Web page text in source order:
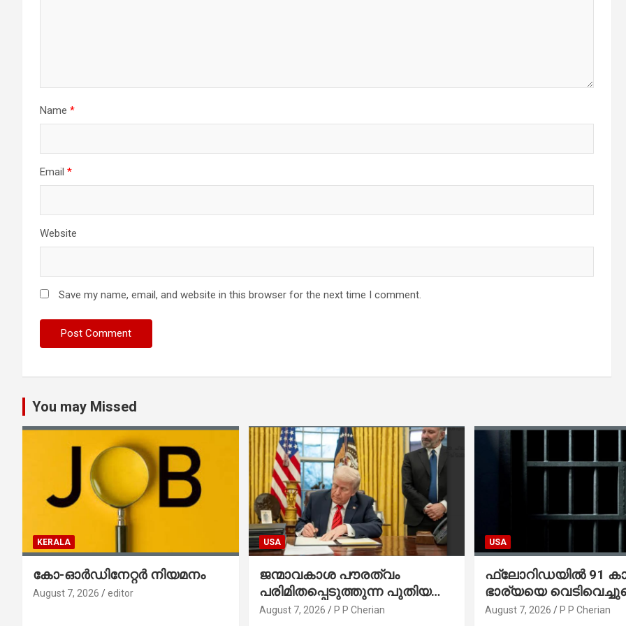
Name *
Email *
Website
Save my name, email, and website in this browser for the next time I comment.
You may Missed
KERALA
കോ-ഓർഡിനേറ്റർ നിയമനം
August 7, 2026 editor
USA
ജന്മാവകാശ പൗരത്വം
പരിമിതപ്പെടുത്തുന്ന പുതിയ
രണ്ട് എക്സിക്യൂട്ടീവ്
August 7, 2026 P P Cherian
USA
ഫ്ലോറിഡയിൽ 91
ഭാര്യയെ
നഴ്സിങ്
August 7, 2026 P P Cherian